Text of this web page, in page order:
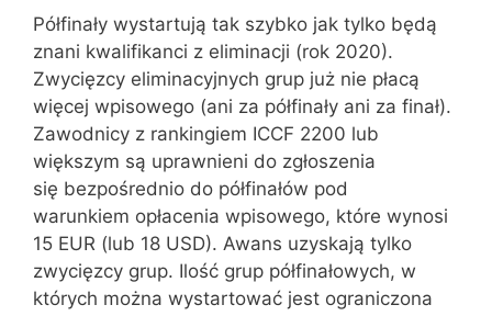
Półfinały wystartują tak szybko jak tylko będą
znani kwalifikanci z eliminacji (rok 2020).
Zwycięzcy eliminacyjnych grup już nie płacą
więcej wpisowego (ani za półfinały ani za finał).
Zawodnicy z rankingiem ICCF 2200 lub
większym są uprawnieni do zgłoszenia
się bezpośrednio do półfinałów pod
warunkiem opłacenia wpisowego, które wynosi
15 EUR (lub 18 USD). Awans uzyskają tylko
zwycięzcy grup. Ilość grup półfinałowych, w
których można wystartować jest ograniczona